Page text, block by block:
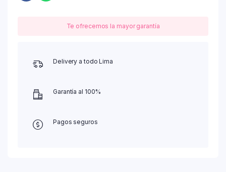
Te ofrecemos la mayor garantía
Delivery a todo Lima
Garantía al 100%
Pagos seguros